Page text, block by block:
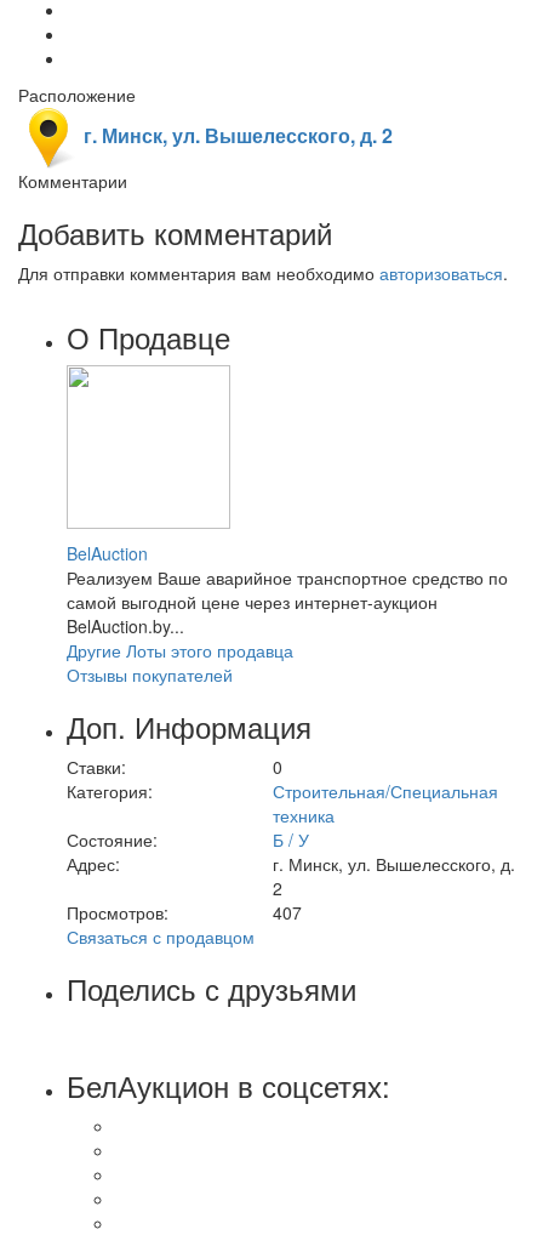
Расположение
г. Минск, ул. Вышелесского, д. 2
Комментарии
Добавить комментарий
Для отправки комментария вам необходимо авторизоваться.
О Продавце
BelAuction
Реализуем Ваше аварийное транспортное средство по
самой выгодной цене через интернет-аукцион
BelAuction.by...
Другие Лоты этого продавца
Отзывы покупателей
Доп. Информация
Ставки:
0
Категория:
Строительная/Специальная
техника
Состояние:
Б / У
Адрес:
г. Минск, ул. Вышелесского, д.
2
Просмотров:
407
Связаться с продавцом
Поделись с друзьями
БелАукцион в соцсетях: